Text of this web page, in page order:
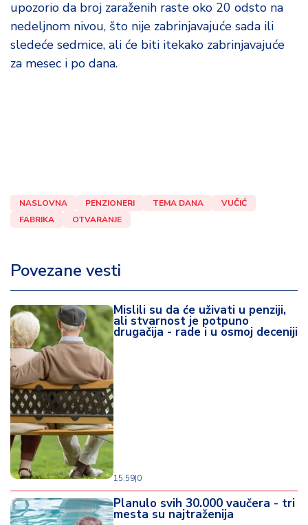
upozorio da broj zaraženih raste oko 20 odsto na
nedeljnom nivou, što nije zabrinjavajuće sada ili
sledeće sedmice, ali će biti itekako zabrinjavajuće
za mesec i po dana.
NASLOVNA PENZIONERI TEMA DANA
VUČIĆ
FABRIKA
OTVARANJE
Povezane vesti
Mislili su da će uživati u penziji,
ali stvarnost je potpuno
drugačija - rade i u osmoj deceniji
15:59|0
Planulo svih 30.000 vaučera - tri
mesta su najtraženija